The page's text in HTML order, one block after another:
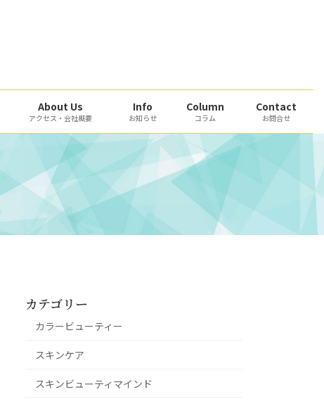
About Us
アクセス・会社概要
Info
お知らせ
Column
コラム
Contact
お問合せ
カテゴリー
カラービューティー
スキンケア
スキンビューティマインド